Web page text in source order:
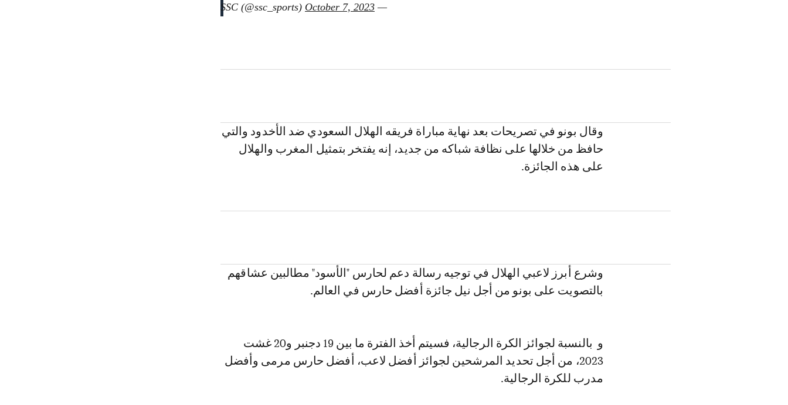
— SSC (@ssc_sports)
October 7, 2023
وقال بونو في تصريحات بعد نهاية مباراة فريقه الهلال السعودي ضد الأخدود والتي
حافظ من خلالها على نظافة شباكه من جديد، إنه يفتخر بتمثيل المغرب والهلال
على هذه الجائزة.
وشرع أبرز لاعبي الهلال في توجيه رسالة دعم لحارس "الأسود" مطالبين عشاقهم
بالتصويت على بونو من أجل نيل جائزة أفضل حارس في العالم.
و بالنسبة لجوائز الكرة الرجالية، فسيتم أخذ الفترة ما بين 19 دجنبر و20 غشت
2023، من أجل تحديد المرشحين لجوائز أفضل لاعب، أفضل حارس مرمى وأفضل
مدرب للكرة الرجالية.